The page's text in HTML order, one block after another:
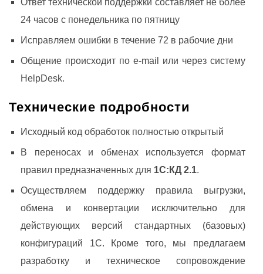
Ответ технической поддержки составляет не более
24 часов с понедельника по пятницу
Исправляем ошибки в течение 72 в рабочие дни
Общение происходит по e-mail или через систему
HelpDesk.
Технические подробности
Исходный код обработок полностью открытый
В переносах и обменах используется формат
правил предназначенных для 1С:КД 2.1.
Осуществляем поддержку правила выгрузки,
обмена и конвертации исключительно для
действующих версий стандартных (базовых)
конфигураций 1С. Кроме того, мы предлагаем
разработку и техническое сопровождение